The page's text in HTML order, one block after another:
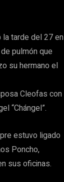
la tarde del 27 en
pulmón que
su hermano el
Cleofas con
“Chángel”.
estuvo ligado
Poncho,
sus oficinas.